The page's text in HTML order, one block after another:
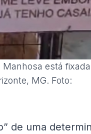
está
MG. Foto:
de uma